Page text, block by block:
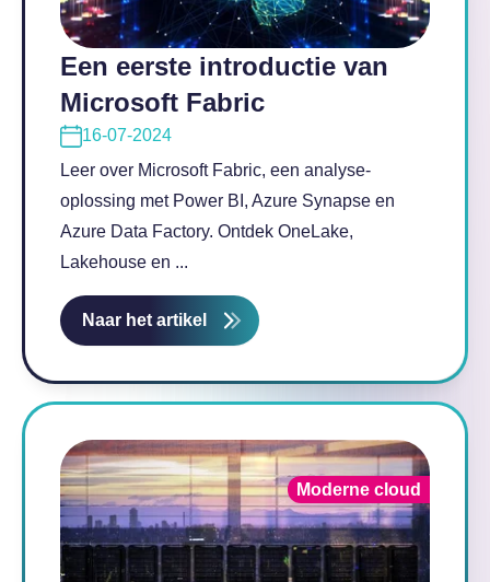
Een eerste introductie van
Microsoft Fabric
16-07-2024
Leer over Microsoft Fabric, een analyse-
oplossing met Power BI, Azure Synapse en
Azure Data Factory. Ontdek OneLake,
Lakehouse en ...
Naar het artikel
Moderne cloud